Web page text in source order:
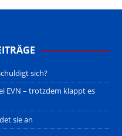
sich?
EVN – trotzdem klappt es
sie an